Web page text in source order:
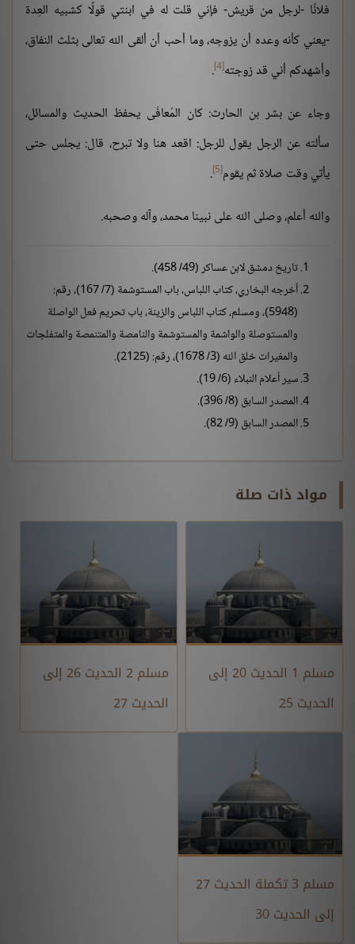
فلانًا -لرجل من قريش- فإني قلت له في ابنتي قولًا كشبيه العِدة
-يعني كأنه وعده أن يزوجه، وما أحب أن ألقى الله تعالى بثلث النفاق،
وأشهدكم أني قد زوجته[4]
.
وجاء عن بشر بن الحارث: كان المُعافَى يحفظ الحديث والمسائل،
سألته عن الرجل يقول للرجل: اقعد هنا ولا تبرح، قال: يجلس حتى
يأتي وقت صلاة ثم يقوم[5]
.
والله أعلم، وصلى الله على نبينا محمد، وآله وصحبه.
تاريخ دمشق لابن عساكر (49/ 458).
أخرجه البخاري، كتاب اللباس، باب المستوشمة (7/ 167)، رقم:
(5948)، ومسلم، كتاب اللباس والزينة، باب تحريم فعل الواصلة
والمستوصلة والواشمة والمستوشمة والنامصة والمتنمصة والمتفلجات
والمغيرات خلق الله (3/ 1678)، رقم: (2125).
سير أعلام النبلاء (6/ 19).
المصدر السابق (8/ 396).
المصدر السابق (9/ 82).
مواد ذات صلة
مسلم 1 الحديث 20 إلى
الحديث 25
مسلم 2 الحديث 26 إلى
الحديث 27
مسلم 3 تكملة الحديث 27
إلى الحديث 30